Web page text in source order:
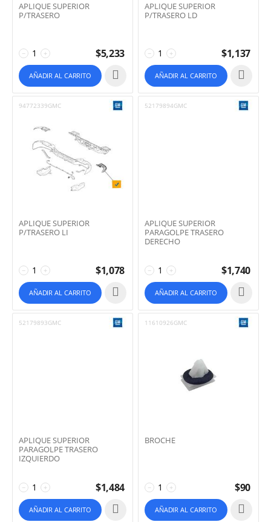
APLIQUE SUPERIOR
P/TRASERO
+
− $5,233
AÑADIR AL CARRITO
APLIQUE SUPERIOR
P/TRASERO LD
+
− $1,137
AÑADIR AL CARRITO
94772339GMC
APLIQUE SUPERIOR
P/TRASERO LI
+
− $1,078
AÑADIR AL CARRITO
52179894GMC
APLIQUE SUPERIOR
PARAGOLPE TRASERO
DERECHO
+
− $1,740
AÑADIR AL CARRITO
52179893GMC
APLIQUE SUPERIOR
PARAGOLPE TRASERO
IZQUIERDO
+
− $1,484
AÑADIR AL CARRITO
11610926GMC
BROCHE
+
− $90
AÑADIR AL CARRITO